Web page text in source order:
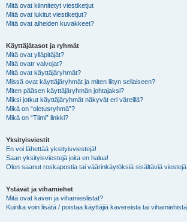
Mitä ovat kiinnitetyt viestiketjut
Mitä ovat lukitut viestiketjut?
Mitä ovat aiheiden kuvakkeet?
Käyttäjätasot ja ryhmät
Mitä ovat ylläpitäjät?
Mitä ovatr valvojat?
Mitä ovat käyttäjäryhmät?
Missä ovat käyttäjäryhmät ja miten liityn sellaiseen?
Miten pääsen käyttäjäryhmän johtajaksi?
Miksi jotkut käyttäjäryhmät näkyvät eri väreillä?
Mikä on “oletusryhmä”?
Mikä on “Tiimi” linkki?
Yksityisviestit
En voi lähettää yksityisviestejä!
Saan yksityisviestejä joita en halua!
Olen saanut roskapostia tai väärinkäytöksiä sisältäviä viestejä
Ystävät ja vihamiehet
Mitä ovat kaveri ja vihamieslistat?
Kuinka voin lisätä / poistaa käyttäjiä kavereista tai vihamiehistä